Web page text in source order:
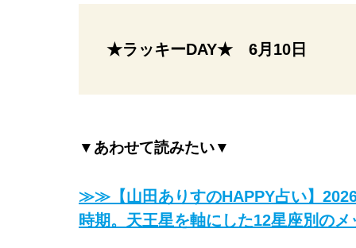
★ラッキーDAY★ 6月10日
▼あわせて読みたい▼
≫≫【山田ありすのHAPPY占い】
時期。天王星を軸にした12星座別のメ